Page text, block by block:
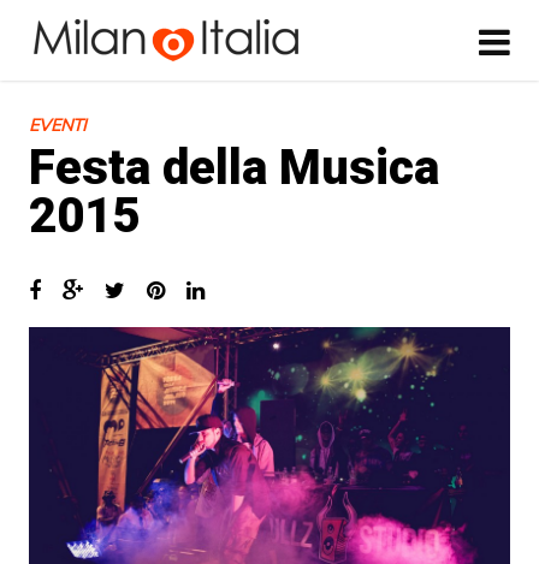
EVENTI
Festa della Musica
2015